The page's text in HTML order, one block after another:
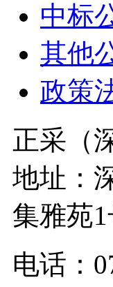
中标
其他
政策
正采（
地址：
集雅苑
电话：